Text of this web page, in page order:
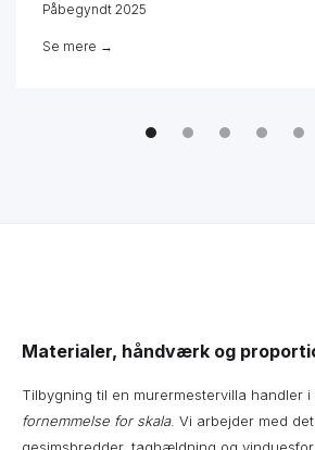
Påbegyndt 2025
Se mere →
Materialer, håndværk og
Tilbygning til en murermestervilla handler i
fornemmelse for skala. Vi arbejder med